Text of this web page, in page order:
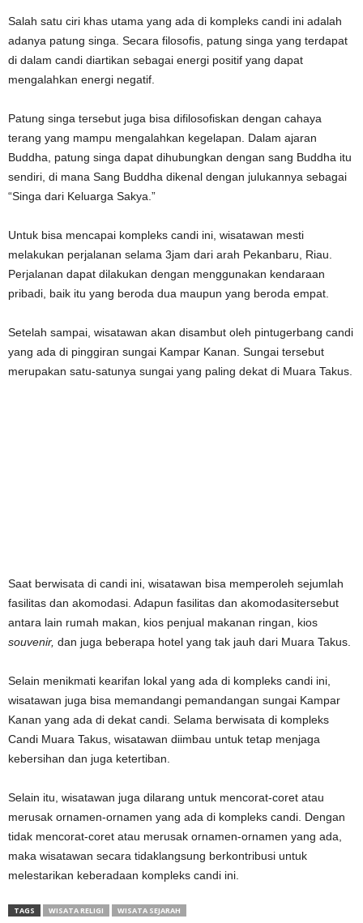
Salah satu ciri khas utama yang ada di kompleks candi ini adalah
adanya patung singa. Secara filosofis, patung singa yang terdapat
di dalam candi diartikan sebagai energi positif yang dapat
mengalahkan energi negatif.
Patung singa tersebut juga bisa difilosofiskan dengan cahaya
terang yang mampu mengalahkan kegelapan. Dalam ajaran
Buddha, patung singa dapat dihubungkan dengan sang Buddha itu
sendiri, di mana Sang Buddha dikenal dengan julukannya sebagai
“Singa dari Keluarga Sakya.”
Untuk bisa mencapai kompleks candi ini, wisatawan mesti
melakukan perjalanan selama 3jam dari arah Pekanbaru, Riau.
Perjalanan dapat dilakukan dengan menggunakan kendaraan
pribadi, baik itu yang beroda dua maupun yang beroda empat.
Setelah sampai, wisatawan akan disambut oleh pintugerbang candi
yang ada di pinggiran sungai Kampar Kanan. Sungai tersebut
merupakan satu-satunya sungai yang paling dekat di Muara Takus.
Saat berwisata di candi ini, wisatawan bisa memperoleh sejumlah
fasilitas dan akomodasi. Adapun fasilitas dan akomodasitersebut
antara lain rumah makan, kios penjual makanan ringan, kios
souvenir, dan juga beberapa hotel yang tak jauh dari Muara Takus.
Selain menikmati kearifan lokal yang ada di kompleks candi ini,
wisatawan juga bisa memandangi pemandangan sungai Kampar
Kanan yang ada di dekat candi. Selama berwisata di kompleks
Candi Muara Takus, wisatawan diimbau untuk tetap menjaga
kebersihan dan juga ketertiban.
Selain itu, wisatawan juga dilarang untuk mencorat-coret atau
merusak ornamen-ornamen yang ada di kompleks candi. Dengan
tidak mencorat-coret atau merusak ornamen-ornamen yang ada,
maka wisatawan secara tidaklangsung berkontribusi untuk
melestarikan keberadaan kompleks candi ini.
TAGS WISATA RELIGI WISATA SEJARAH